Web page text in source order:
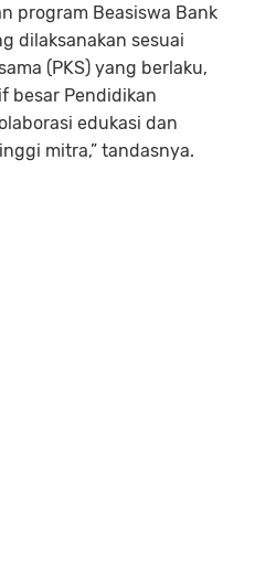
program Beasiswa Bank
dilaksanakan sesuai
(PKS) yang berlaku,
besar Pendidikan
edukasi dan
mitra,” tandasnya.